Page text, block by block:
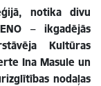
notika divu
– ikgadējās
Kultūras
Ina Masule un
nodaļas